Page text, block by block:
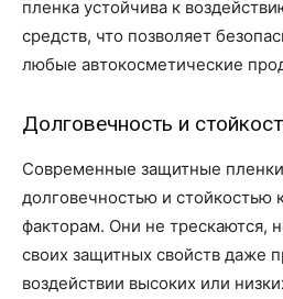
пленка устойчива к
средств, что позволяет
любые автокосметические
Долговечность и
Современные защитные
долговечностью и
факторам. Они не трескаются,
своих защитных свойств даже
воздействии высоких или